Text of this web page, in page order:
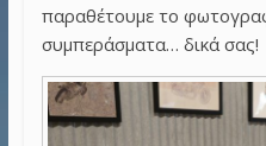
παραθέτουμε το
συμπεράσματα… δικά σας!